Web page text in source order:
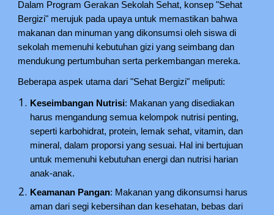
Dalam Program Gerakan Sekolah Sehat, konsep "Sehat
Bergizi" merujuk pada upaya untuk memastikan bahwa
makanan dan minuman yang dikonsumsi oleh siswa di
sekolah memenuhi kebutuhan gizi yang seimbang dan
mendukung pertumbuhan serta perkembangan mereka.
Beberapa aspek utama dari "Sehat Bergizi" meliputi:
Keseimbangan Nutrisi: Makanan yang disediakan
harus mengandung semua kelompok nutrisi penting,
seperti karbohidrat, protein, lemak sehat, vitamin, dan
mineral, dalam proporsi yang sesuai. Hal ini bertujuan
untuk memenuhi kebutuhan energi dan nutrisi harian
anak-anak.
Keamanan Pangan: Makanan yang dikonsumsi harus
aman dari segi kebersihan dan kesehatan, bebas dari